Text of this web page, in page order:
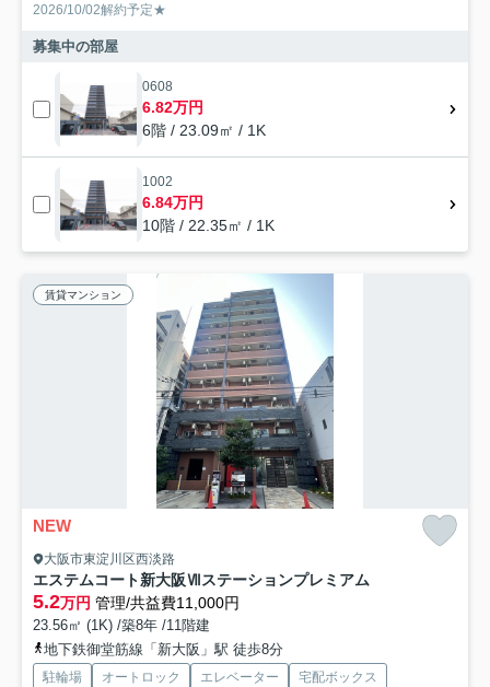
2026/10/02解約予定★
募集中の部屋
0608
6.82万円
6階 / 23.09㎡ / 1K
1002
6.84万円
10階 / 22.35㎡ / 1K
賃貸マンション
NEW
大阪市東淀川区西淡路
エステムコート新大阪Ⅶステーションプレミアム
5.2万円 管理/共益費11,000円
23.56㎡ (1K) /築8年 /11階建
地下鉄御堂筋線「新大阪」駅 徒歩8分
駐輪場 オートロック エレベーター
宅配ボックス